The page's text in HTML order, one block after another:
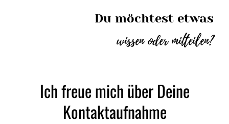
Du möchtest etwas
wissen oder mitteilen?
Ich freue mich über Deine
Kontaktaufnahme